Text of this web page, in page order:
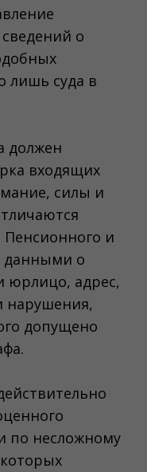
о
лишь суда в
должен
входящих
силы и
и
данными о
юрлицо, адрес,
допущено
по несложному